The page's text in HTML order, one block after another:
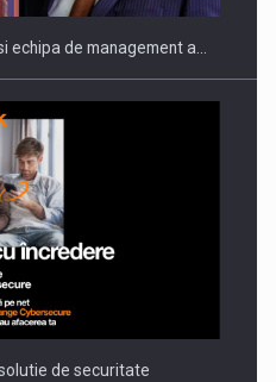
COMPANIES ON THE
echipa de management a…
de securitate